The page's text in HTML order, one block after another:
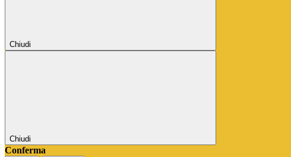
Chiudi
Chiudi
Conferma